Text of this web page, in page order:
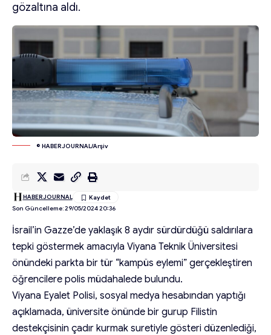
gözaltına aldı.
© HABERJOURNAL/Arşiv
Son Güncelleme: 29/05/2024 20:36
HABERJOURNAL
İsrail’in Gazze’de yaklaşık 8 aydır sürdürdüğü saldırılara
tepki göstermek amacıyla Viyana Teknik Üniversitesi
önündeki parkta bir tür “kampüs eylemi” gerçekleştiren
öğrencilere polis müdahalede bulundu.
Viyana Eyalet Polisi, sosyal medya hesabından yaptığı
açıklamada, üniversite önünde bir gurup Filistin
destekçisinin çadır kurmak suretiyle gösteri düzenlediği,